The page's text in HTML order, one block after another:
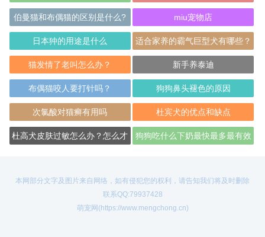
指南请收下
伯曼猫和布偶猫的区别是什么? miu宠物店
日本狆的用途是什么 适合家养的霸气巨型犬有哪些？
猫发情了老叫怎么办？ 新手养泰迪
布偶猫咬人要打针吗？ 狗狗鼻头褪色的原因
次氯酸对猫癣有用吗 杜宾犬的优点和缺点
杜高犬皮肤过敏怎么办？怎么才
狗狗吃什么下奶最快最多最有效
本网部分文字及图片来自网络，如有侵犯您的权利，请告知我们将及时删除
联系QQ:79937428
萌宠网(https://www.mengchong.cn)